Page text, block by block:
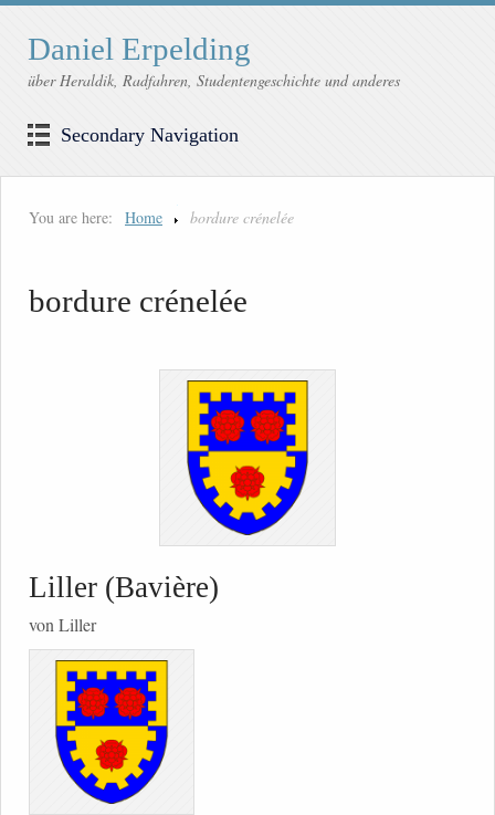
Daniel Erpelding
über Heraldik, Radfahren, Studentengeschichte und anderes
Secondary Navigation
You are here: Home bordure crénelée
bordure crénelée
Liller (Bavière)
von Liller